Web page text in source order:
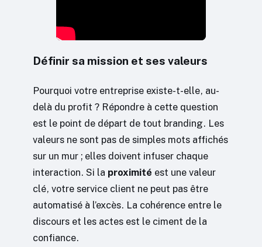
Définir sa mission et ses valeurs
Pourquoi votre entreprise existe-t-elle, au-
delà du profit ? Répondre à cette question
est le point de départ de tout branding. Les
valeurs ne sont pas de simples mots affichés
sur un mur ; elles doivent infuser chaque
interaction. Si la proximité est une valeur
clé, votre service client ne peut pas être
automatisé à l’excès. La cohérence entre le
discours et les actes est le ciment de la
confiance.